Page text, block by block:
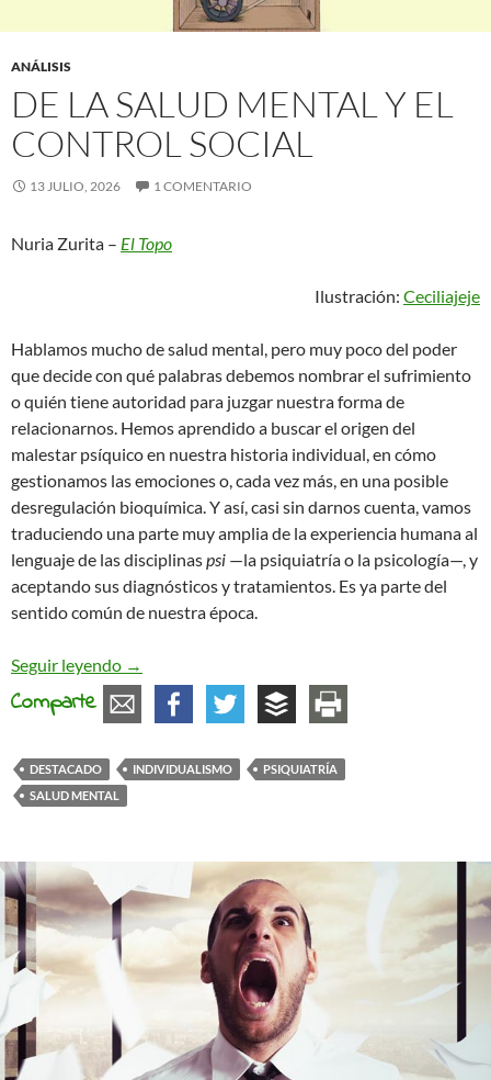
ANÁLISIS
DE LA SALUD MENTAL Y EL
CONTROL SOCIAL
13 JULIO, 2026 1 COMENTARIO
Nuria Zurita – El Topo
Ilustración: Ceciliajeje
Hablamos mucho de salud mental, pero muy poco del poder
que decide con qué palabras debemos nombrar el sufrimiento
o quién tiene autoridad para juzgar nuestra forma de
relacionarnos. Hemos aprendido a buscar el origen del
malestar psíquico en nuestra historia individual, en cómo
gestionamos las emociones o, cada vez más, en una posible
desregulación bioquímica. Y así, casi sin darnos cuenta, vamos
traduciendo una parte muy amplia de la experiencia humana al
lenguaje de las disciplinaspsi —la psiquiatría o la psicología—, y
aceptando sus diagnósticos y tratamientos. Es ya parte del
sentido común de nuestra época.
Seguir leyendo De la salud mental y el control social
→
Comparte
DESTACADO INDIVIDUALISMO
PSIQUIATRÍA
SALUD MENTAL